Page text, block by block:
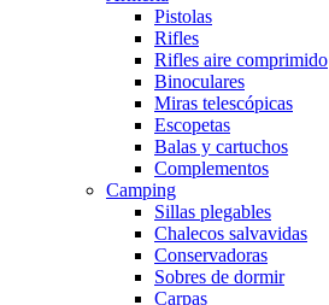
Pistolas
Rifles
Rifles aire comprimido
Binoculares
Miras telescópicas
Escopetas
Balas y cartuchos
Complementos
Camping
Sillas plegables
Chalecos salvavidas
Conservadoras
Sobres de dormir
Carpas